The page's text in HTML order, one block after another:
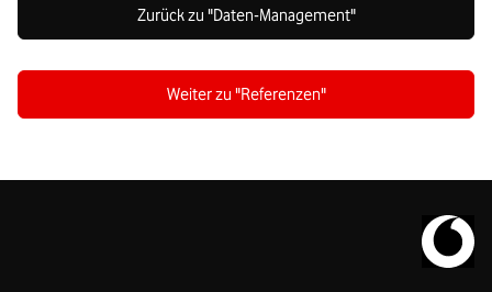
Zurück zu "Daten-Management"
Weiter zu "Referenzen"
Zur